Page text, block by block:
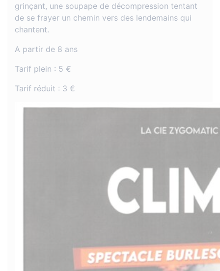
grinçant, une soupape de décompression tentant
de se frayer un chemin vers des lendemains qui
chantent.
A partir de 8 ans
Tarif plein : 5 €
Tarif réduit : 3 €